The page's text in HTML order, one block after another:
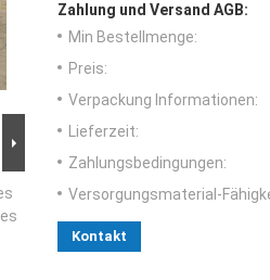
Zahlung und Versand AGB:
Min Bestellmenge:
Preis:
Verpackung Informationen:
Lieferzeit:
Zahlungsbedingungen:
Versorgungsmaterial-
Kontakt